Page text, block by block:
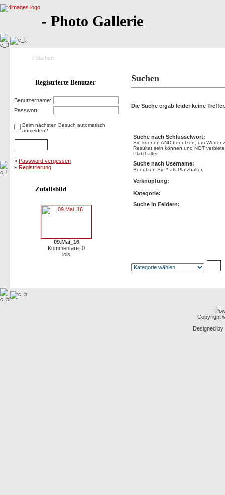
- Photo Gallerie
/ Suchen
Registrierte Benutzer
Benutzername:
Passwort:
Beim nächsten Besuch automatisch
anmelden?
» Password vergessen
» Registrierung
Zufallsbild
09.Mai_16
Kommentare: 0
lois
Suchen
Die Suche ergab leider keine Treffer.
Suche nach Schlüsselwort:
Sie können AND benutzen, um Wörter
Resultat sein können und NOT
Platzhalter.
Suche nach Username:
Benutzen Sie * als Platzhalter.
Verknüpfung:
Kategorie:
Suche in Feldern:
Copyright
Designed by